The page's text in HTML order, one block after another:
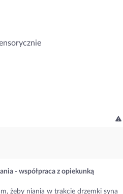
- współpraca z opiekunką
żeby niania w trakcie drzemki syna